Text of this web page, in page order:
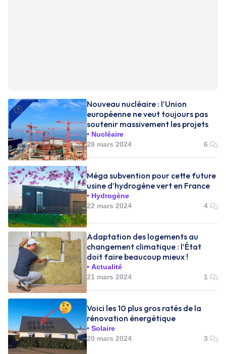
Nouveau nucléaire : l’Union
européenne ne veut toujours pas
soutenir massivement les projets
Nucléaire
28 mars 2024
6
Méga subvention pour cette future
usine d’hydrogène vert en France
Hydrogène
22 mars 2024
4
Adaptation des logements au
changement climatique : l’État
doit faire beaucoup mieux !
Actualité
21 mars 2024
1
Voici les 10 plus gros ratés de la
rénovation énergétique
Solaire
20 mars 2024
3